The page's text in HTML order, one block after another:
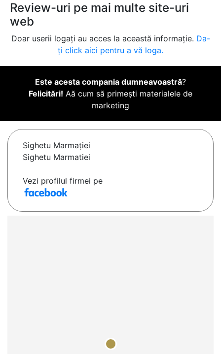
Review-uri pe mai multe site-uri
web
Doar userii logați au acces la această informație. Da-
ți click aici pentru a vă loga.
Este acesta compania dumneavoastră?
Felicitări! Aă cum să primești materialele de
marketing
Sighetu Marmaţiei
Sighetu Marmatiei
Vezi profilul firmei pe